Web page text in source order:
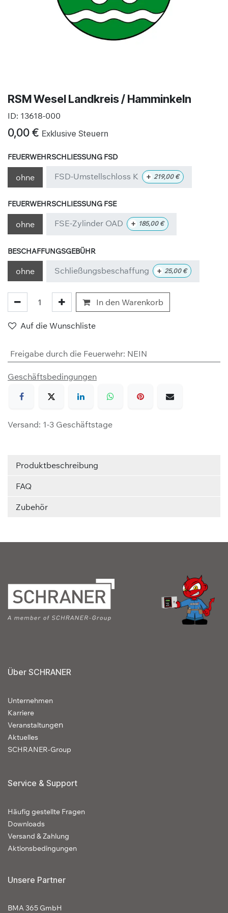
RSM Wesel Landkreis / Hamminkeln
ID: 13618-000
0,00€ Exklusive Steuern
FEUERWEHRSCHLIESSUNG FSD
ohne FSD-Umstellschloss K + 219,00€
FEUERWEHRSCHLIESSUNG FSE
ohne FSE-Zylinder OAD + 185,00€
BESCHAFFUNGSGEBÜHR
ohne Schließungsbeschaffung + 25,00€
In den Warenkorb
Auf die Wunschliste
Freigabe durch die Feuerwehr: NEIN
Geschäftsbedingungen
Versand: 1-3 Geschäftstage
Produktbeschreibung
FAQ
Zubehör
Über SCHRANER
Unternehmen
Karriere
Veranstaltungen
Aktuelles
SCHRANER-Group
Service & Support
Häufig gestellte Fragen
Downloads
Versand & Zahlung
Aktionsbedingungen
Unsere Partner
BMA 365 GmbH